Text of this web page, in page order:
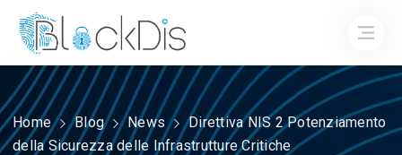
Home Blog News
Direttiva NIS 2 Potenziamento
della Sicurezza delle Infrastrutture Critiche